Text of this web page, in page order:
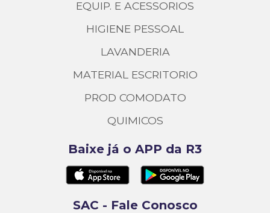
EQUIP. E ACESSORIOS
HIGIENE PESSOAL
LAVANDERIA
MATERIAL ESCRITORIO
PROD COMODATO
QUIMICOS
Baixe já o APP da R3
SAC - Fale Conosco